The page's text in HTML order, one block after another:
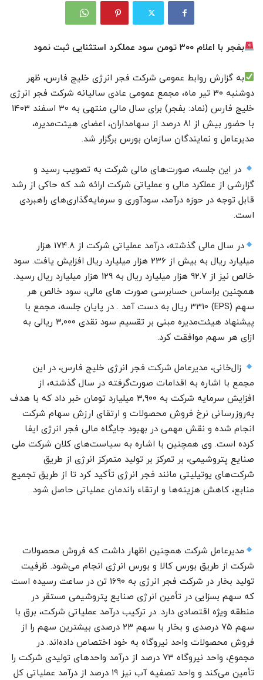
بفجر با اعلام ۳۰۰ تومن سود عملکرد استثنایی ثبت نمود
به گزارش روابط عمومی شرکت فجر انرژی خلیج فارس، ظهر
دوشنبه 30 تیر ماه، مجمع عمومی عادی سالیانه شرکت فجر انرژی
خلیج فارس (نماد: بفجر) برای سال مالی منتهی به 30 اسفند ۱۴۰۳
با حضور بیش از ۸۱ درصد از سهامداران، اعضای هیئت‌مدیره،
مدیرعامل و نمایندگان سازمان بورس برگزار شد.
در این جلسه، صورت‌های مالی شرکت به تصویب رسید و
گزارشی از عملکرد مالی و عملیاتی شرکت ارائه شد که حاکی از رشد
قابل توجه در حوزه درآمد، سودآوری و سرمایه‌گذاری‌های راهبردی
است.
در سال مالی گذشته، درآمد عملیاتی شرکت از 174.8 هزار
میلیارد ریال به بیش از 236 هزار میلیارد ریال افزایش یافت. سود
خالص نیز از 92.7 هزار میلیارد ریال به 129 هزار میلیارد ریال رسید.
همچنین براساس حسابرسی صورت های مالی، سود خالص هر
سهم (EPS) 3310 ریال به دست آمد . در پایان جلسه، مجمع با
پیشنهاد هیئت‌مدیره مبنی بر تقسیم سود نقدی ۳,۰۰۰ ریالی به
ازای هر سهم موافقت کرد.
زال‌خانی، مدیرعامل شرکت فجر انرژی خلیج فارس، در این
مجمع با اشاره به اقدامات صورت‌گرفته در سال گذشته، از
افزایش سرمایه شرکت به ۳,۹۰۰ میلیارد تومان خبر داد که با هدف
به‌روزرسانی نرخ فروش محصولات و ارتقای ارزش سهام شرکت
انجام شده و نقش مهمی در بهبود جایگاه مالی فجر انرژی ایفا
کرده است. وی همچنین با اشاره به سیاست‌های کلان شرکت ملی
صنایع پتروشیمی، بر تمرکز بر تولید متمرکز انرژی از طریق
شرکت‌های یوتیلیتی مانند فجر انرژی تأکید کرد تا از طریق تجمیع
منابع، کاهش هزینه‌ها و ارتقاء راندمان عملیاتی حاصل شود.
مدیرعامل شرکت همچنین اظهار داشت که فروش محصولات
شرکت از طریق بورس کالا و بورس انرژی انجام می‌شود. ظرفیت
تولید بخار در شرکت فجر انرژی به 1690 تن در ساعت رسیده است
که سهم بسزایی در تأمین انرژی صنایع پتروشیمی مستقر در
منطقه ویژه اقتصادی دارد. در ترکیب درآمد عملیاتی شرکت، برق با
سهم ۷۵ درصدی و بخار با سهم ۲۳ درصدی بیشترین سهم را از
فروش محصولات واحد نیروگاه به خود اختصاص داده‌اند. در
مجموع، واحد نیروگاه ۷۳ درصد از درآمد واحدهای تولیدی شرکت را
تأمین می‌کند و واحد تصفیه آب نیز ۱۹ درصد از درآمد عملیاتی کل